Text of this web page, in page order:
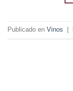
Publicado en Vinos